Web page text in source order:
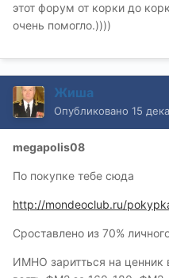
этот форум от корки до
очень помогло.))))
Жиша
Опубликовано 15
megapolis08
По покупке тебе сюда
http://mondeoclub.ru/
Сроставлено из 70%
ИМНО заритться на ценник